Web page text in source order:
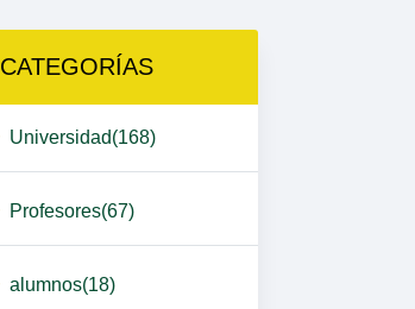
CATEGORÍAS
Universidad(168)
Profesores(67)
alumnos(18)